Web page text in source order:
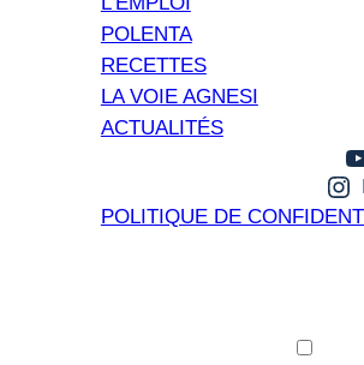
POLENTA
RECETTES
LA VOIE AGNESI
ACTUALITÉS
POLITIQUE DE